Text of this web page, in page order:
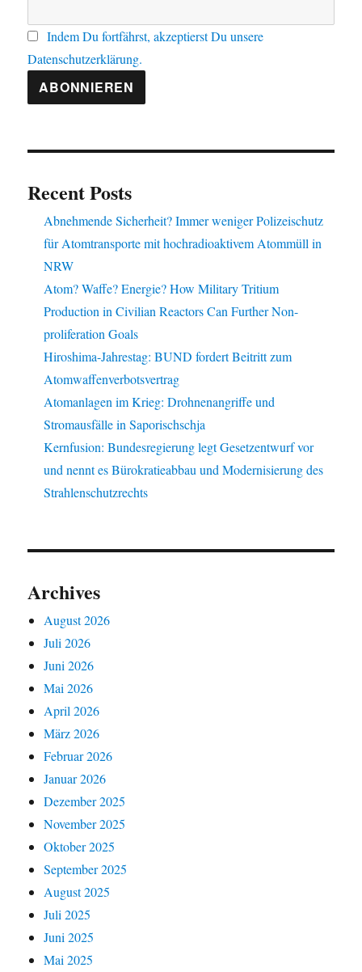
Indem Du fortfährst, akzeptierst Du unsere
Datenschutzerklärung.
Recent Posts
Abnehmende Sicherheit? Immer weniger Polizeischutz
für Atomtransporte mit hochradioaktivem Atommüll in
NRW
Atom? Waffe? Energie? How Military Tritium
Production in Civilian Reactors Can Further Non-
proliferation Goals
Hiroshima-Jahrestag: BUND fordert Beitritt zum
Atomwaffenverbotsvertrag
Atomanlagen im Krieg: Drohnenangriffe und
Stromausfälle in Saporischschja
Kernfusion: Bundesregierung legt Gesetzentwurf vor
und nennt es Bürokratieabbau und Modernisierung des
Strahlenschutzrechts
Archives
August 2026
Juli 2026
Juni 2026
Mai 2026
April 2026
März 2026
Februar 2026
Januar 2026
Dezember 2025
November 2025
Oktober 2025
September 2025
August 2025
Juli 2025
Juni 2025
Mai 2025